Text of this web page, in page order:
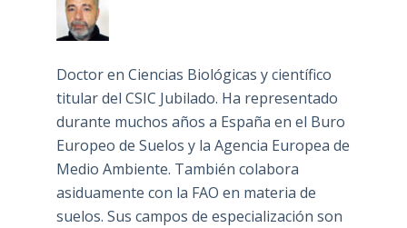
Doctor en Ciencias Biológicas y científico
titular del CSIC Jubilado. Ha representado
durante muchos años a España en el Buro
Europeo de Suelos y la Agencia Europea de
Medio Ambiente. También colabora
asiduamente con la FAO en materia de
suelos. Sus campos de especialización son